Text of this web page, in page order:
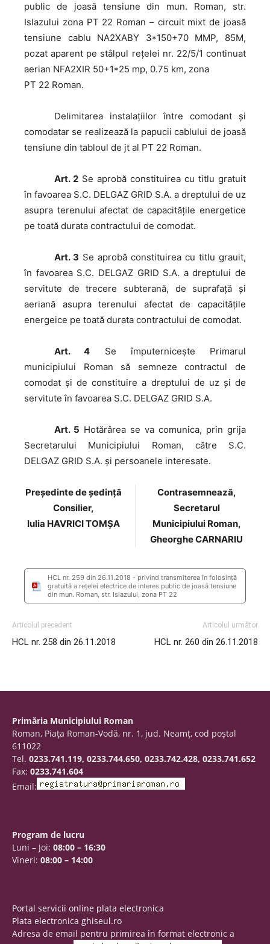
public de joasă tensiune din mun. Roman, str.
Islazului zona PT 22 Roman – circuit mixt de joasă
tensiune cablu NA2XABY 3*150+70 MMP, 85M,
pozat aparent pe stâlpul rețelei nr. 22/5/1 continuat
aerian NFA2XIR 50+1*25 mp, 0.75 km, zona
PT 22 Roman.
Delimitarea instalațiilor între comodant și
comodatar se realizează la papucii cablului de joasă
tensiune din tabloul de jt al PT 22 Roman.
Art. 2 Se aprobă constituirea cu titlu gratuit
în favoarea S.C. DELGAZ GRID S.A. a dreptului de uz
asupra terenului afectat de capacitățile energetice
pe toată durata contractului de comodat.
Art. 3 Se aprobă constituirea cu titlu grauit,
în favoarea S.C. DELGAZ GRID S.A. a dreptului de
servitute de trecere subterană, de suprafață și
aeriană asupra terenului afectat de capacitățile
energeice pe toată durata contractului de comodat.
Art. 4 Se împuternicește Primarul
municipiului Roman să semneze contractul de
comodat și de constituire a dreptului de uz și de
servitute în favoarea S.C. DELGAZ GRID S.A.
Art. 5 Hotărârea se va comunica, prin grija
Secretarului Municipiului Roman, către S.C.
DELGAZ GRID S.A. şi persoanele interesate.
Preşedinte de şedinţă
Consilier,
Iulia HAVRICI TOMȘA
Contrasemnează,
Secretarul
Municipiului Roman,
Gheorghe CARNARIU
HCL nr. 259 din 26.11.2018 - privind transmiterea în folosință
gratuită a rețelei electrice de interes public de joasă tensiune
din mun. Roman, str. Islazului, zona PT 22
Articolul precedent
HCL nr. 258 din 26.11.2018
Articolul următor
HCL nr. 260 din 26.11.2018
Primăria Municipiului Roman
Roman, Piaţa Roman-Vodă, nr. 1, jud. Neamţ, cod poştal
611022
Tel. 0233.741.119, 0233.744.650, 0233.742.428, 0233.741.652
Fax: 0233.741.604
Email:
Program de lucru
Luni – Joi: 08:00 – 16:30
Vineri: 08:00 – 14:00
Portal servicii online plata electronica
Plata electronica ghiseul.ro
Adresa de email pentru primirea în format electronic a